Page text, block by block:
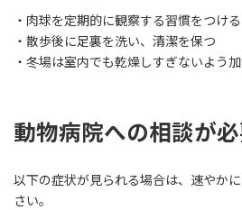
・肉球を定期的に観察する習慣をつける
・散歩後に足裏を洗い、清潔を保つ
・冬場は室内でも乾燥しすぎないよう
動物病院への相談が
以下の症状が見られる場合は、速やか
さい。